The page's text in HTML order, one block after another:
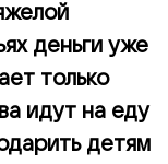
деньги уже
только
идут на еду
детям